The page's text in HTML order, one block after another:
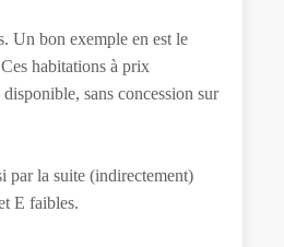
Un bon exemple en est le
habitations à prix
sans concession sur
par la suite (indirectement)
E faibles.